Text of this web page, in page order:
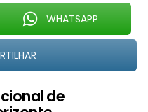
WHATSAPP
de